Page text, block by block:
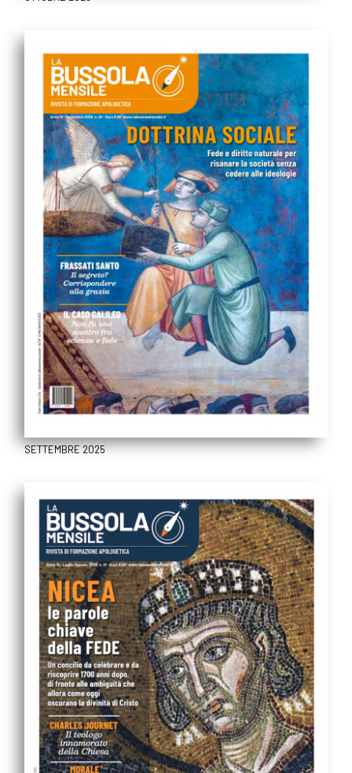
SETTEMBRE 2025